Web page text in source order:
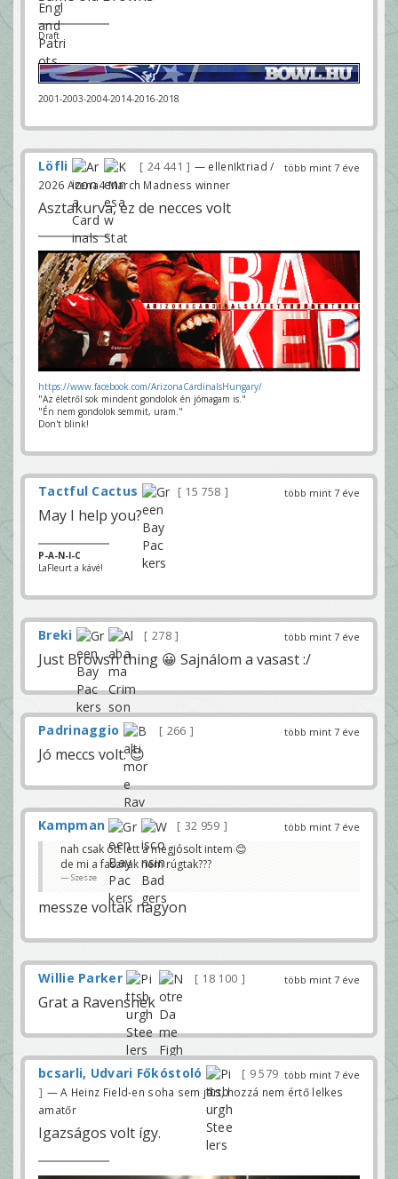
Draft
2001-2003-2004-2014-2016-2018
több mint 7 éve
Löfli 24 441
— ellenIktriad /
2026 Arena4 March Madness winner
Asztakurva, ez de necces volt
https://www.facebook.com/ArizonaCardinalsHungary/
"Az életről sok mindent gondolok én jómagam is."
"Én nem gondolok semmit, uram."
Don't blink!
több mint 7 éve
Tactful Cactus 15 758
May I help you?
P-A-N-I-C
LaFleurt a kávé!
több mint 7 éve
Breki 278
Just Browsn thing 😀 Sajnálom a vasast :/
több mint 7 éve
Padrinaggio 266
Jó meccs volt. 😊
több mint 7 éve
Kampman
32 959
nah csak ott lett a megjósolt intem 😊
de mi a fasznak nem rúgtak???
Szesze
messze voltak nagyon
több mint 7 éve
Willie Parker 18 100
Grat a Ravensnek
több mint 7 éve
bcsarli, Udvari Főkóstoló 9 579
— A Heinz Field-en soha sem járt, hozzá nem értő lelkes
amatőr
Igazságos volt így.